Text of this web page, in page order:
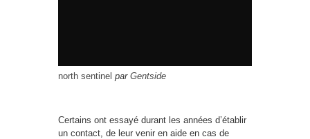
north sentinel par Gentside
Certains ont essayé durant les années d’établir
un contact, de leur venir en aide en cas de